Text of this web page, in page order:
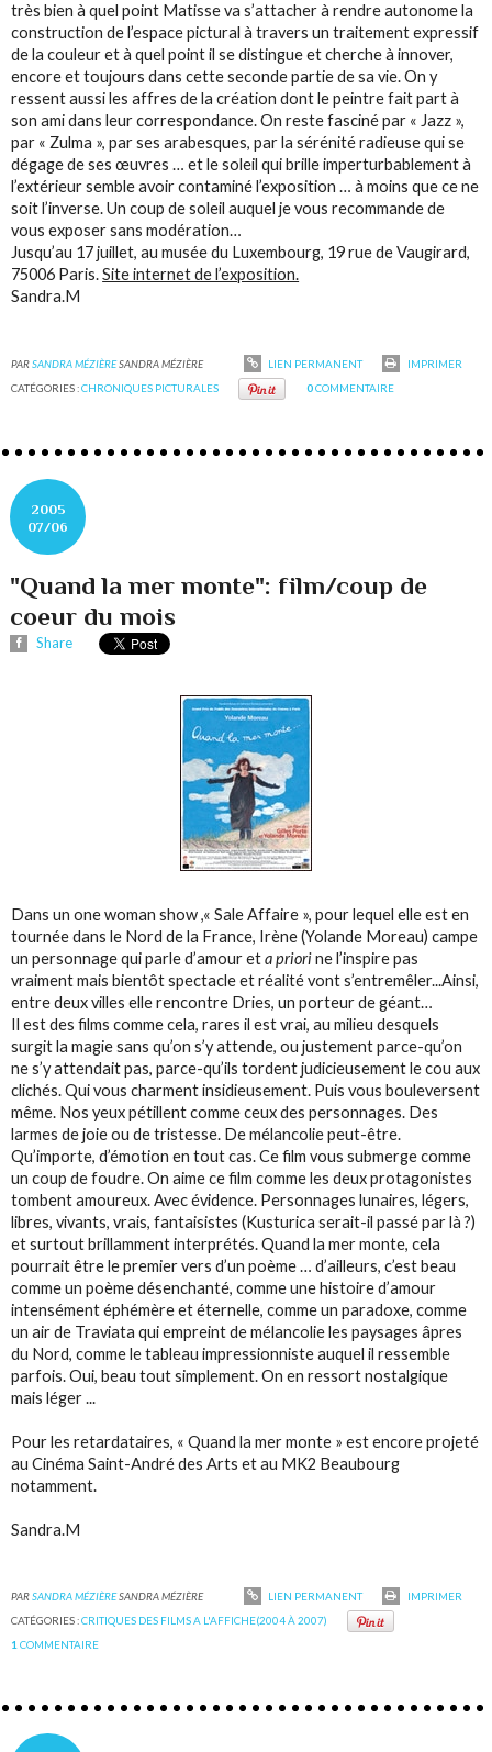
très bien à quel point Matisse va s’attacher à rendre autonome la
construction de l’espace pictural à travers un traitement expressif
de la couleur et à quel point il se distingue et cherche à innover,
encore et toujours dans cette seconde partie de sa vie. On y
ressent aussi les affres de la création dont le peintre fait part à
son ami dans leur correspondance. On reste fasciné par « Jazz »,
par « Zulma », par ses arabesques, par la sérénité radieuse qui se
dégage de ses œuvres … et le soleil qui brille imperturbablement à
l’extérieur semble avoir contaminé l’exposition … à moins que ce ne
soit l’inverse. Un coup de soleil auquel je vous recommande de
vous exposer sans modération…
Jusqu’au 17 juillet, au musée du Luxembourg, 19 rue de Vaugirard,
75006 Paris.Site internet de l’exposition.
Sandra.M
PARSANDRA MÉZIÈRESANDRA MÉZIÈRE LIEN PERMANENT
IMPRIMER
CATÉGORIES :CHRONIQUES PICTURALES 0COMMENTAIRE
2005
07/06
"Quand la mer monte": film/coup de
coeur du mois
Share
Dans un one woman show ,« Sale Affaire », pour lequel elle est en
tournée dans le Nord de la France, Irène (Yolande Moreau) campe
un personnage qui parle d’amour eta priorine l’inspire pas
vraiment mais bientôt spectacle et réalité vont s’entremêler...Ainsi,
entre deux villes elle rencontre Dries, un porteur de géant…
Il est des films comme cela, rares il est vrai, au milieu desquels
surgit la magie sans qu’on s’y attende, ou justement parce-qu’on
ne s’y attendait pas, parce-qu’ils tordent judicieusement le cou aux
clichés. Qui vous charment insidieusement. Puis vous bouleversent
même. Nos yeux pétillent comme ceux des personnages. Des
larmes de joie ou de tristesse. De mélancolie peut-être.
Qu’importe, d’émotion en tout cas. Ce film vous submerge comme
un coup de foudre. On aime ce film comme les deux protagonistes
tombent amoureux. Avec évidence. Personnages lunaires, légers,
libres, vivants, vrais, fantaisistes (Kusturica serait-il passé par là ?)
et surtout brillamment interprétés. Quand la mer monte, cela
pourrait être le premier vers d’un poème … d’ailleurs, c’est beau
comme un poème désenchanté, comme une histoire d’amour
intensément éphémère et éternelle, comme un paradoxe, comme
un air de Traviata qui empreint de mélancolie les paysages âpres
du Nord, comme le tableau impressionniste auquel il ressemble
parfois. Oui, beau tout simplement. On en ressort nostalgique
mais léger ...
Pour les retardataires, « Quand la mer monte » est encore projeté
au Cinéma Saint-André des Arts et au MK2 Beaubourg
notamment.
Sandra.M
PARSANDRA MÉZIÈRESANDRA MÉZIÈRE LIEN PERMANENT
IMPRIMER
CATÉGORIES :CRITIQUES DES FILMS A L'AFFICHE(2004 À 2007)
1 COMMENTAIRE